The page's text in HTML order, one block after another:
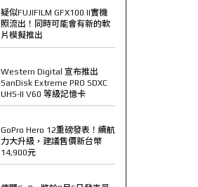
疑似FUJIFILM GFX100 II實機
照流出！同時可能會有新的軟
片模擬推出
Western Digital 宣布推出
SanDisk Extreme PRO SDXC
UHS-II V60 等級記憶卡
GoPro Hero 12重磅發表！續航
力大升級，建議售價新台幣
14,900元